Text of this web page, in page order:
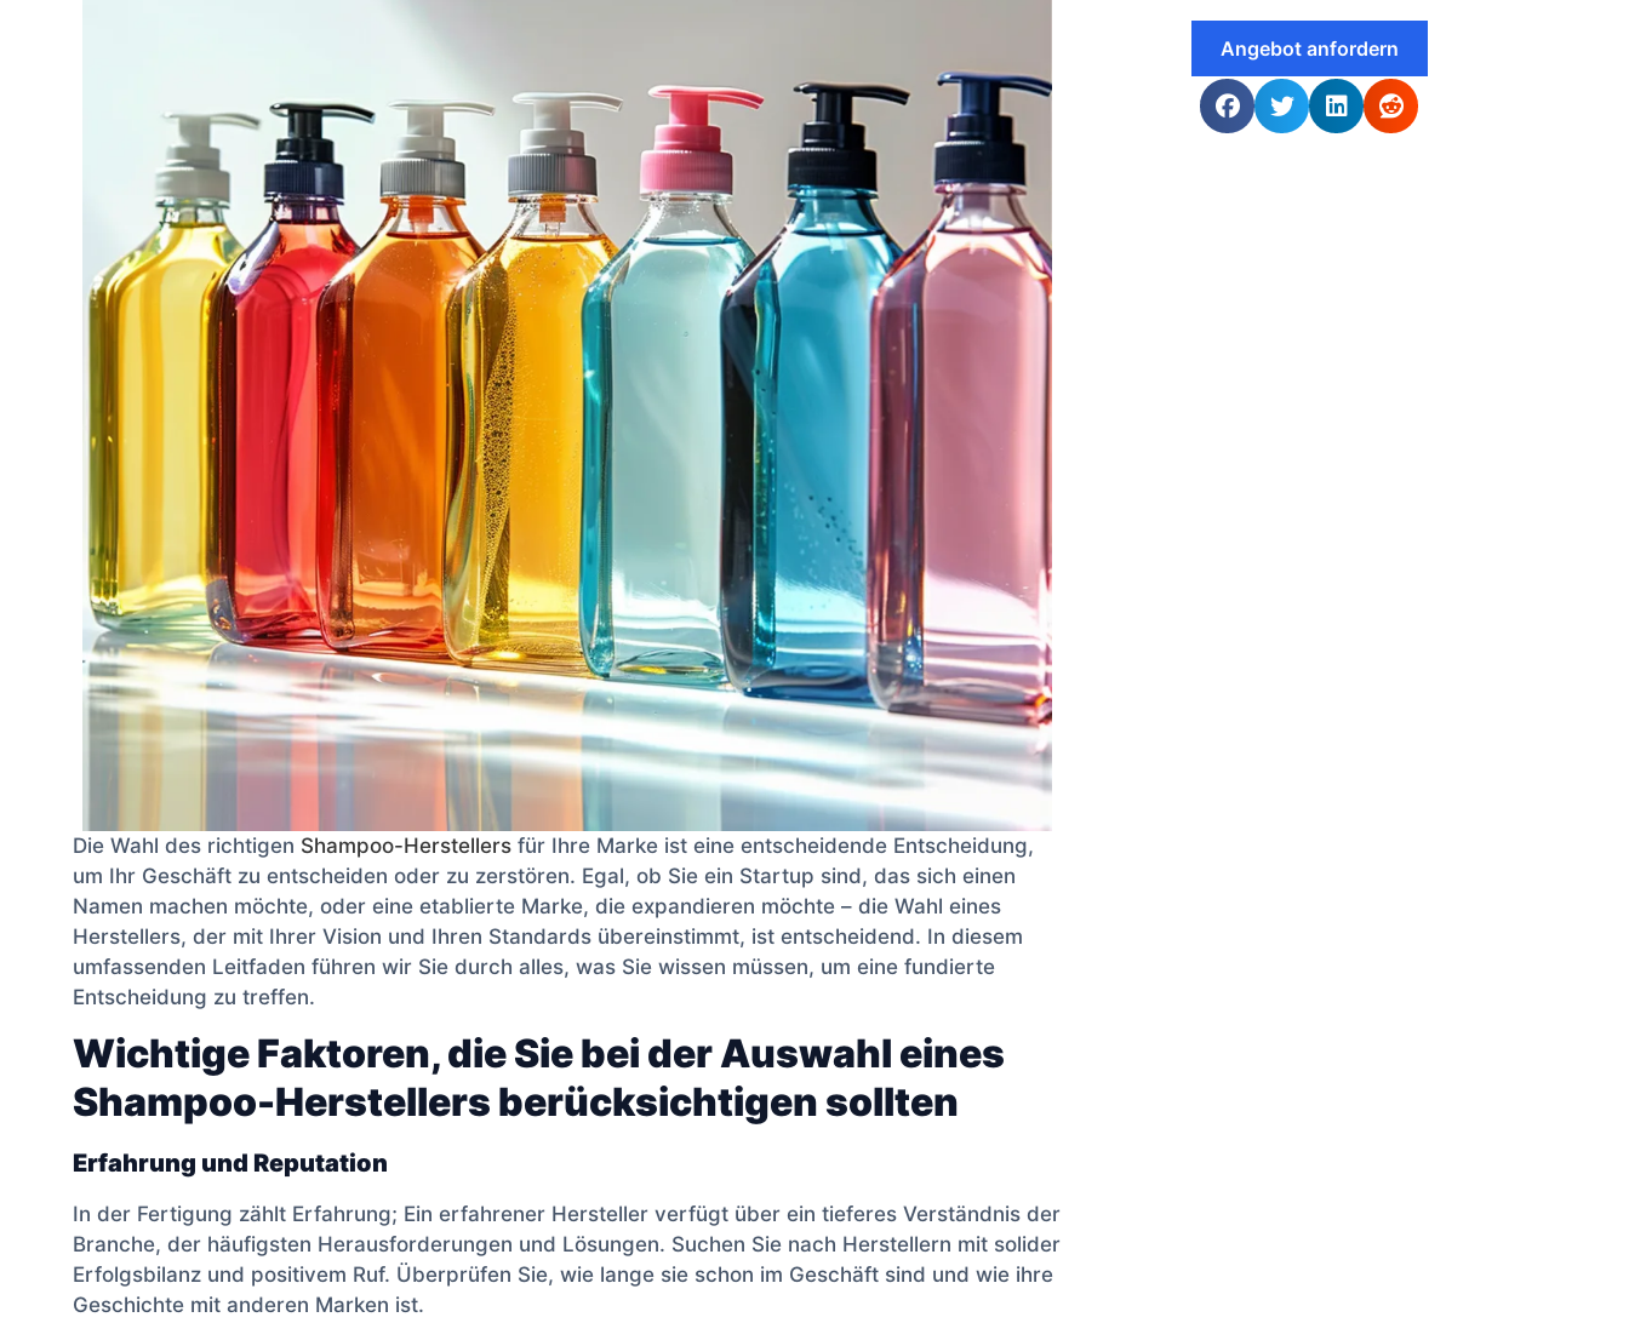
Die Wahl des richtigen Shampoo-Herstellers für Ihre Marke ist eine entscheidende Entscheidung,
um Ihr Geschäft zu entscheiden oder zu zerstören. Egal, ob Sie ein Startup sind, das sich einen
Namen machen möchte, oder eine etablierte Marke, die expandieren möchte – die Wahl eines
Herstellers, der mit Ihrer Vision und Ihren Standards übereinstimmt, ist entscheidend. In diesem
umfassenden Leitfaden führen wir Sie durch alles, was Sie wissen müssen, um eine fundierte
Entscheidung zu treffen.
Wichtige Faktoren, die Sie bei der Auswahl eines
Shampoo-Herstellers berücksichtigen sollten
Erfahrung und Reputation
In der Fertigung zählt Erfahrung; Ein erfahrener Hersteller verfügt über ein tieferes Verständnis der
Branche, der häufigsten Herausforderungen und Lösungen. Suchen Sie nach Herstellern mit solider
Erfolgsbilanz und positivem Ruf. Überprüfen Sie, wie lange sie schon im Geschäft sind und wie ihre
Geschichte mit anderen Marken ist.
Angebot anfordern